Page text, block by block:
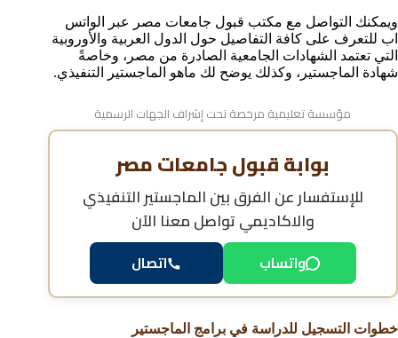
ويمكنك التواصل مع مكتب قبول جامعات مصر عبر الواتس
اب للتعرف على كافة التفاصيل حول الدول العربية والأوروبية
التي تعتمد الشهادات الجامعية الصادرة من مصر، وخاصةً
شهادة الماجستير، وكذلك يوضح لك ماهو الماجستير التنفيذي.
مؤسسة تعليمية مرخصة تحت إشراف الجهات الرسمية
بوابة قبول جامعات مصر
للإستفسار عنالفرق بين الماجستير التنفيذي
والاكاديميتواصل معنا الآن
واتساب اتصال
خطوات التسجيل للدراسة في برامج الماجستير